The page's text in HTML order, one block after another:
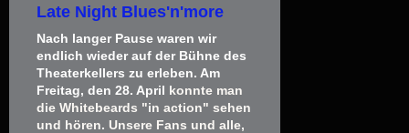
Late Night Blues'n'more
Nach langer Pause waren wir
endlich wieder auf der Bühne des
Theaterkellers zu erleben. Am
Freitag, den 28. April konnte man
die Whitebeards "in action" sehen
und hören. Unsere Fans und alle,